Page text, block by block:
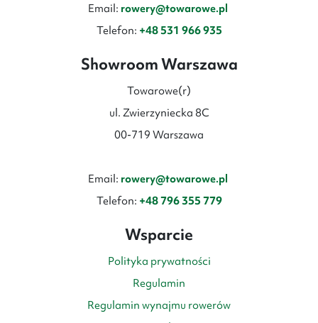
Email: rowery@towarowe.pl
Telefon: +48 531 966 935
Showroom Warszawa
Towarowe(r)
ul. Zwierzyniecka 8C
00-719 Warszawa
Email: rowery@towarowe.pl
Telefon: +48 796 355 779
Wsparcie
Polityka prywatności
Regulamin
Regulamin wynajmu rowerów